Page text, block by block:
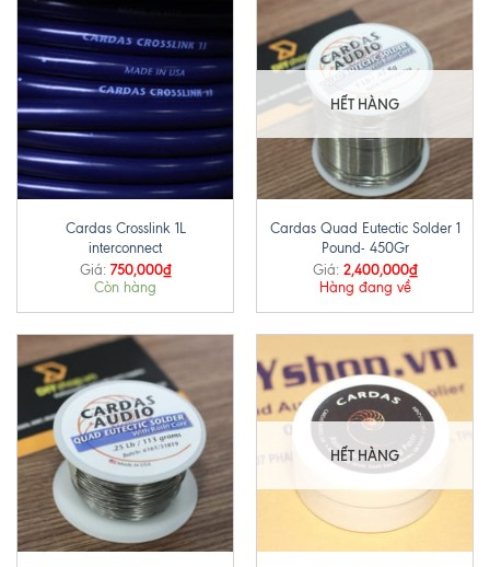
Cardas Crosslink 1L
interconnect
Giá: 750,000₫
Còn hàng
HẾT HÀNG
Cardas Quad Eutectic Solder 1
Pound- 450Gr
Giá: 2,400,000₫
Hàng đang về
HẾT HÀNG